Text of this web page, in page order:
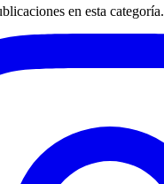
en esta categoría.